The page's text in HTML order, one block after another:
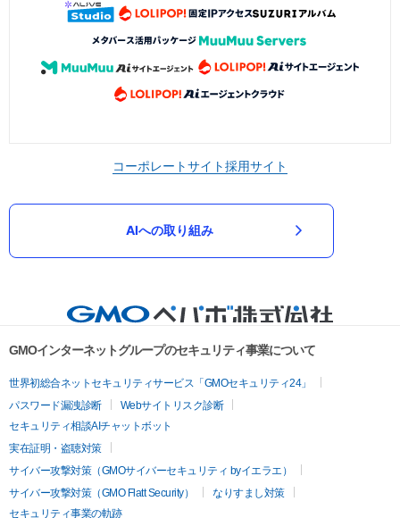
コーポレートサイト採用サイト
AIへの取り組み
GMOインターネットグループのセキュリティ事業について
世界初総合ネットセキュリティサービス「GMOセキュリティ24」
パスワード漏洩診断
Webサイトリスク診断
セキュリティ相談AIチャットボット
実在証明・盗聴対策
サイバー攻撃対策（GMOサイバーセキュリティ byイエラエ）
サイバー攻撃対策（GMO Flatt Security）
なりすまし対策
セキュリティ事業の軌跡